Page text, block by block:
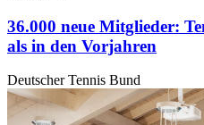
36.000 neue Mitglieder:
als in den Vorjahren
Deutscher Tennis Bund